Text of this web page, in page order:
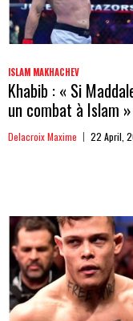
ISLAM MAKHACHEV
Khabib : « Si
un combat à Islam »
Delacroix Maxime 22 April,